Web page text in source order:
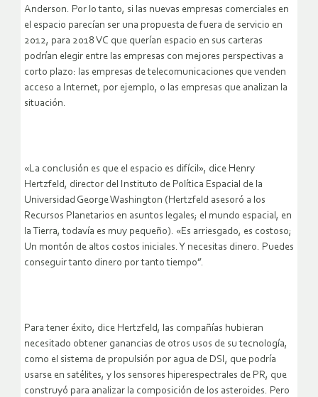
Anderson. Por lo tanto, si las nuevas empresas comerciales en
el espacio parecían ser una propuesta de fuera de servicio en
2012, para 2018 VC que querían espacio en sus carteras
podrían elegir entre las empresas con mejores perspectivas a
corto plazo: las empresas de telecomunicaciones que venden
acceso a Internet, por ejemplo, o las empresas que analizan la
situación.
«La conclusión es que el espacio es difícil», dice Henry
Hertzfeld, director del Instituto de Política Espacial de la
Universidad George Washington (Hertzfeld asesoró a los
Recursos Planetarios en asuntos legales; el mundo espacial, en
la Tierra, todavía es muy pequeño). «Es arriesgado, es costoso;
Un montón de altos costos iniciales. Y necesitas dinero. Puedes
conseguir tanto dinero por tanto tiempo”.
Para tener éxito, dice Hertzfeld, las compañías hubieran
necesitado obtener ganancias de otros usos de su tecnología,
como el sistema de propulsión por agua de DSI, que podría
usarse en satélites, y los sensores hiperespectrales de PR, que
construyó para analizar la composición de los asteroides. Pero